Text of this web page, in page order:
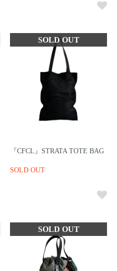
『CFCL』STRATA TOTE BAG
SOLD OUT